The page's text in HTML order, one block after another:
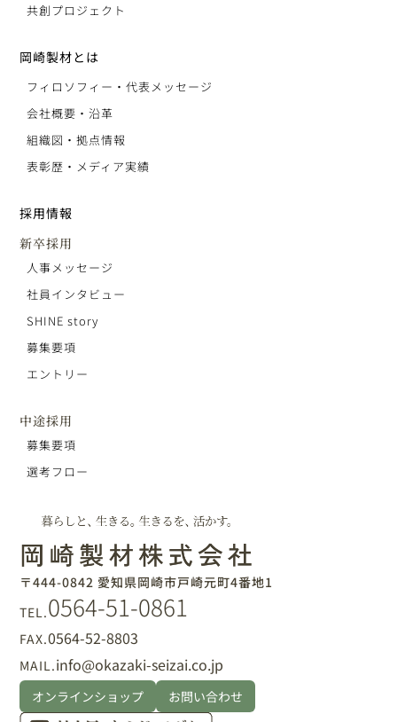
共創プロジェクト
岡崎製材とは
フィロソフィー・代表メッセージ
会社概要・沿革
組織図・拠点情報
表彰歴・メディア実績
採用情報
新卒採用
人事メッセージ
社員インタビュー
SHINE story
募集要項
エントリー
中途採用
募集要項
選考フロー
〒444-0842 愛知県岡崎市戸崎元町4番地1
TEL.0564-51-0861
FAX.0564-52-8803
MAIL.info@okazaki-seizai.co.jp
オンラインショップ お問い合わせ